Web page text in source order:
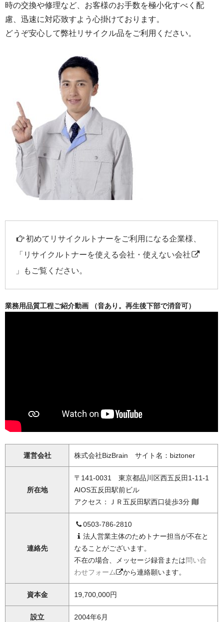
時の交換や修理など、お客様のお手数を極小化すべく配
慮、迅速に対応致すよう心掛けております。
どうぞ安心して弊社リサイクル品をご利用ください。
初めてリサイクルトナーをご利用になる企業様、
「 リサイクルトナーを使える会社・使えない会社
」もご覧ください。
業務用品質工程ご紹介動画 （音あり。再生後下部で消音可）
運営会社 株式会社BizBrain サイト名：biztoner
所在地
〒141-0031 東京都品川区西五反田1-11-1
AIOS五反田駅前ビル
アクセス：ＪＲ五反田駅西口徒歩3分
連絡先
0503-786-2810
法人営業主体のためトナー担当が不在と
なることがございます。
不在の場合、メッセージ録音または問い合
わせフォーム
から連絡願います。
資本金 19,700,000円
設立 2004年6月